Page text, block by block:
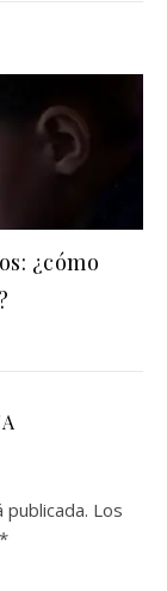
¿cómo
Los
*